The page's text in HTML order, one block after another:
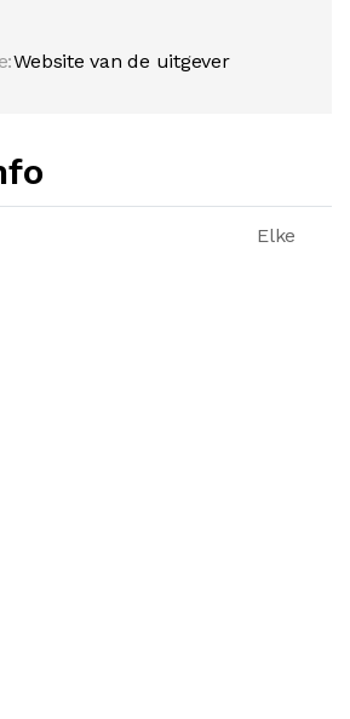
Website van de uitgever
Elke